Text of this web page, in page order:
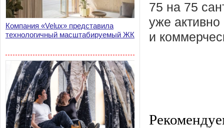
Компания «Velux» представила
технологичный масштабируемый ЖК
75 на 75
уже
и